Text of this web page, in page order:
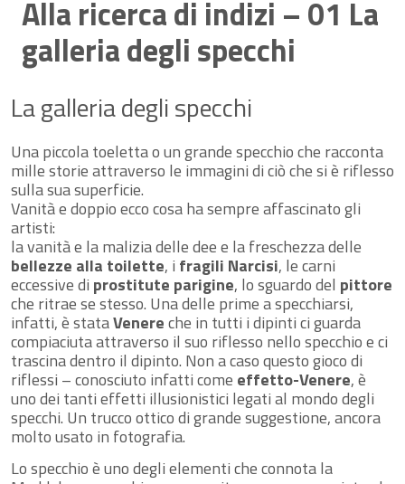
Alla ricerca di indizi – 01 La
galleria degli specchi
La galleria degli specchi
Una piccola toeletta o un grande specchio che racconta
mille storie attraverso le immagini di ciò che si è riflesso
sulla sua superficie.
Vanità e doppio ecco cosa ha sempre affascinato gli
artisti:
la vanità e la malizia delle dee e la freschezza delle
bellezze alla toilette, i fragili Narcisi, le carni
eccessive di prostitute parigine, lo sguardo del pittore
che ritrae se stesso. Una delle prime a specchiarsi,
infatti, è stataVenereche in tutti i dipinti ci guarda
compiaciuta attraverso il suo riflesso nello specchio e ci
trascina dentro il dipinto. Non a caso questo gioco di
riflessi – conosciuto infatti come effetto-Venere, è
uno dei tanti effetti illusionistici legati al mondo degli
specchi. Un trucco ottico di grande suggestione, ancora
molto usato in fotografia.
Lo specchio è uno degli elementi che connota la